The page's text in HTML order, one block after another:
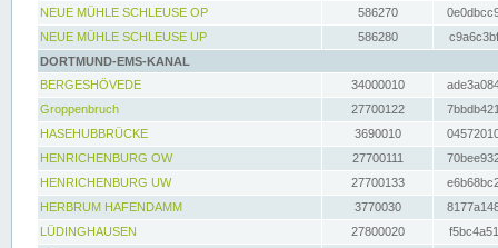
NEUE MÜHLE SCHLEUSE OP
586270
NEUE MÜHLE SCHLEUSE UP
586280
DORTMUND-EMS-KANAL
BERGESHÖVEDE
34000010
Groppenbruch
27700122
HASEHUBBRÜCKE
3690010
HENRICHENBURG OW
27700111
HENRICHENBURG UW
27700133
HERBRUM HAFENDAMM
3770030
LÜDINGHAUSEN
27800020